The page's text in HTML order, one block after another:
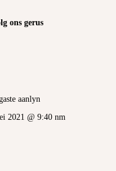
ons gerus
aanlyn
2021 @ 9:40 nm